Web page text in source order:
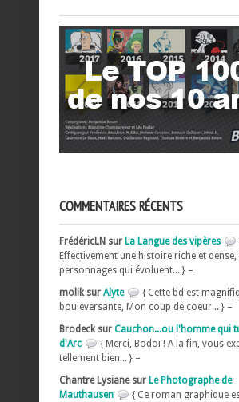
COMMENTAIRES RÉCENTS
FrédéricLN sur La Langue des vipères
Effectivement une histoire riche et dense,
personnages qui évoluent... } –
molik sur Alyte
{ Cette bd est
bouleversante, Mon coup de coeur... } –
Brodeck sur Cauchon...ou l'homme qui
d'Arc
{ Merci, Bodoï ! A la fin, vous
tellement bien... } –
Chantre Lysiane sur Le Photographe de
Mauthausen
{ Ce roman graphique